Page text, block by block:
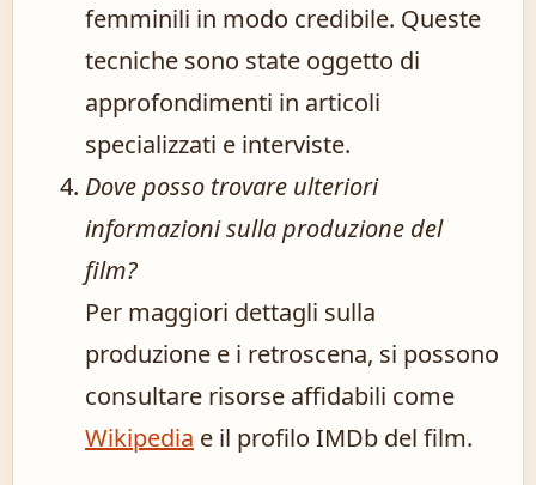
femminili in modo credibile. Queste
tecniche sono state oggetto di
approfondimenti in articoli
specializzati e interviste.
Dove posso trovare ulteriori
informazioni sulla produzione del
film?
Per maggiori dettagli sulla
produzione e i retroscena, si possono
consultare risorse affidabili come
Wikipedia e il profilo IMDb del film.